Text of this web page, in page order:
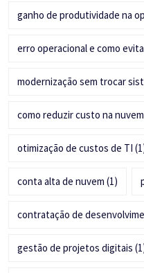
ganho de produtividade na
erro operacional e como
modernização sem trocar
como reduzir custo na nuvem
otimização de custos de TI
conta alta de nuvem (1)
contratação de
gestão de projetos digitais